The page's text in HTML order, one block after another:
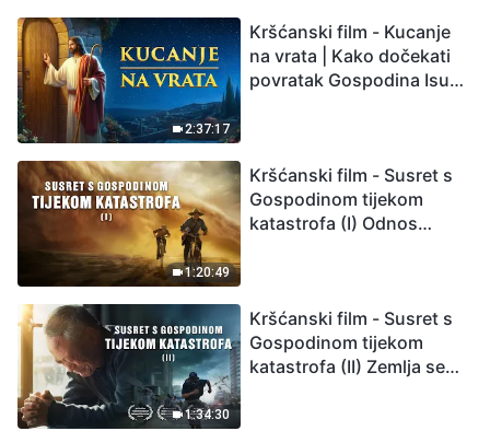
2:37:17
Kršćanski film - Kucanje
na vrata | Kako dočekati
povratak Gospodina Isusa
1:20:49
Kršćanski film - Susret s
Gospodinom tijekom
katastrofa (I) Odnos
1:34:30
Kršćanski film - Susret s
Gospodinom tijekom
katastrofa (II) Zemlja se